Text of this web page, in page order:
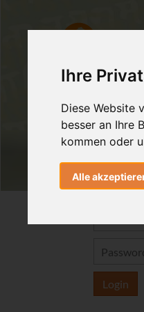
Ihre
Diese Website
besser an Ihre
kommen oder
Alle
Login